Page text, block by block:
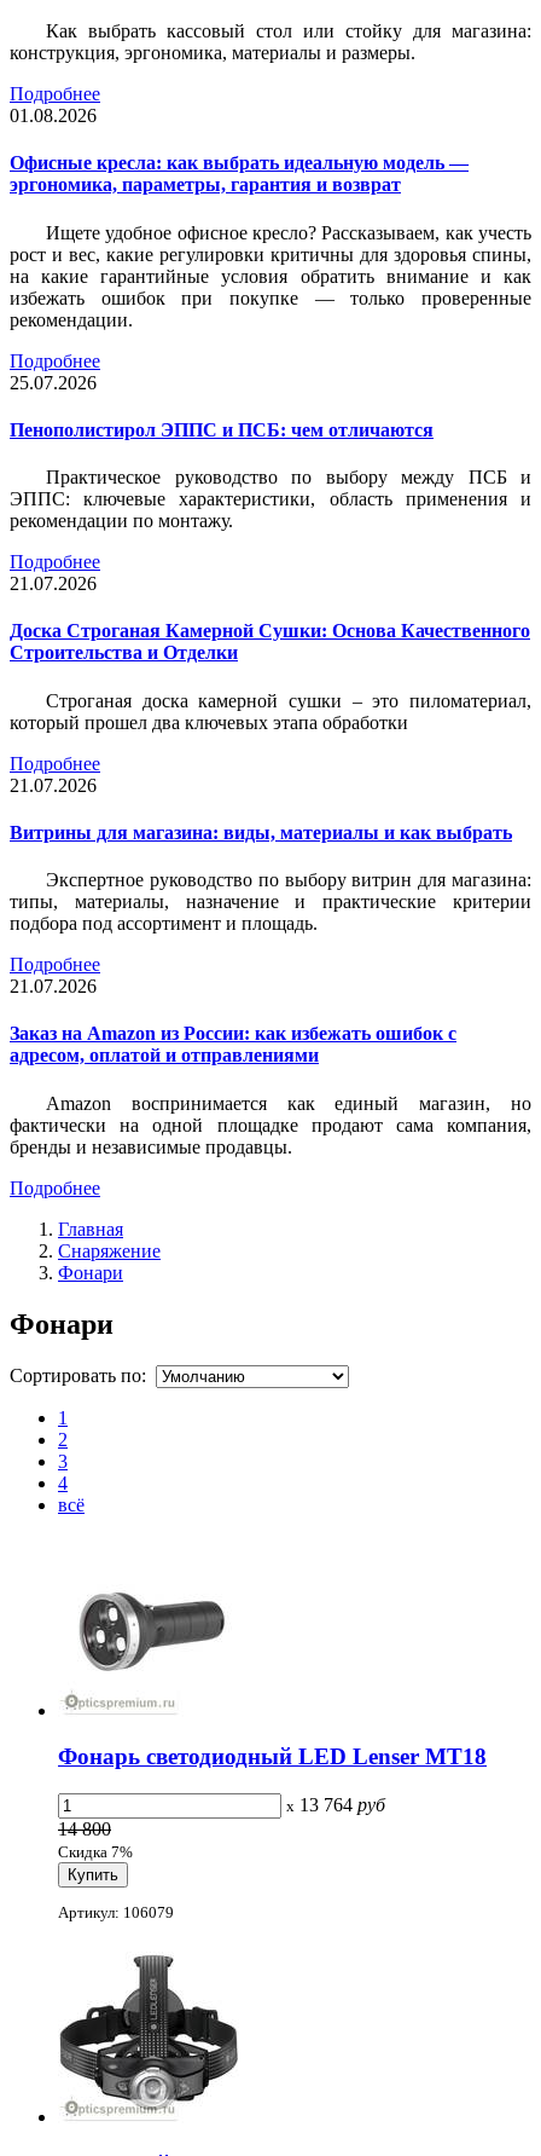
Как выбрать кассовый стол или стойку для магазина:
конструкция, эргономика, материалы и размеры.
Подробнее
01.08.2026
Офисные кресла: как выбрать идеальную модель —
эргономика, параметры, гарантия и возврат
Ищете удобное офисное кресло? Рассказываем, как учесть
рост и вес, какие регулировки критичны для здоровья спины,
на какие гарантийные условия обратить внимание и как
избежать ошибок при покупке — только проверенные
рекомендации.
Подробнее
25.07.2026
Пенополистирол ЭППС и ПСБ: чем отличаются
Практическое руководство по выбору между ПСБ и
ЭППС: ключевые характеристики, область применения и
рекомендации по монтажу.
Подробнее
21.07.2026
Доска Строганая Камерной Сушки: Основа Качественного
Строительства и Отделки
Строганая доска камерной сушки – это пиломатериал,
который прошел два ключевых этапа обработки
Подробнее
21.07.2026
Витрины для магазина: виды, материалы и как выбрать
Экспертное руководство по выбору витрин для магазина:
типы, материалы, назначение и практические критерии
подбора под ассортимент и площадь.
Подробнее
21.07.2026
Заказ на Amazon из России: как избежать ошибок с
адресом, оплатой и отправлениями
Amazon воспринимается как единый магазин, но
фактически на одной площадке продают сама компания,
бренды и независимые продавцы.
Подробнее
Главная
Снаряжение
Фонари
Фонари
Сортировать по:
1
2
3
4
всё
Фонарь светодиодный LED Lenser MT18
x 13 764 руб
14 800
Скидка 7%
Артикул: 106079